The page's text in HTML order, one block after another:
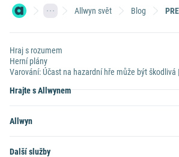
Allwyn svět Blog
Hraj s rozumem
Herní plány
Varování: Účast na hazardní hře může být škodlivá
Hrajte s Allwynem
Allwyn
Další služby